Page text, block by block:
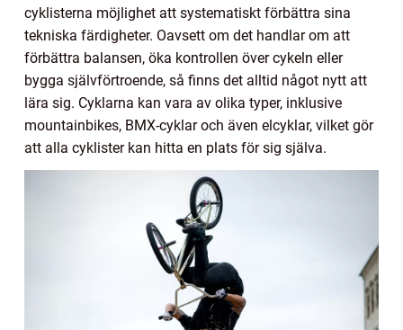
cyklisterna möjlighet att systematiskt förbättra sina
tekniska färdigheter. Oavsett om det handlar om att
förbättra balansen, öka kontrollen över cykeln eller
bygga självförtroende, så finns det alltid något nytt att
lära sig. Cyklarna kan vara av olika typer, inklusive
mountainbikes, BMX-cyklar och även elcyklar, vilket gör
att alla cyklister kan hitta en plats för sig själva.